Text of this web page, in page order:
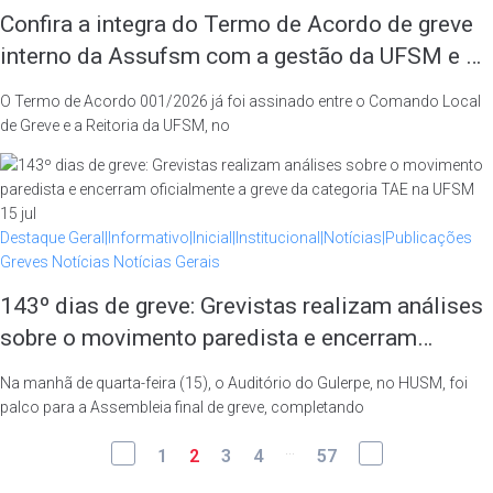
Confira a integra do Termo de Acordo de greve
interno da Assufsm com a gestão da UFSM e o
O Termo de Acordo 001/2026 já foi assinado entre o Comando Local
de Greve e a Reitoria da UFSM, no
15 jul
Destaque Geral|Informativo|Inicial|Institucional|Notícias|Publicações
Greves Notícias Notícias Gerais
143º dias de greve: Grevistas realizam análises
sobre o movimento paredista e encerram
oficialmente a greve da categoria TAE na UFSM
Na manhã de quarta-feira (15), o Auditório do Gulerpe, no HUSM, foi
palco para a Assembleia final de greve, completando
1 2 3 4 ... 57